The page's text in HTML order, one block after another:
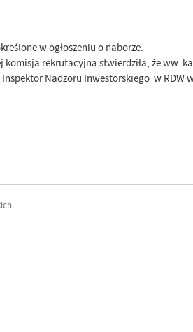
w ogłoszeniu o naborze.
rekrutacyjna stwierdziła, że ww.
Nadzoru Inwestorskiego w RDW